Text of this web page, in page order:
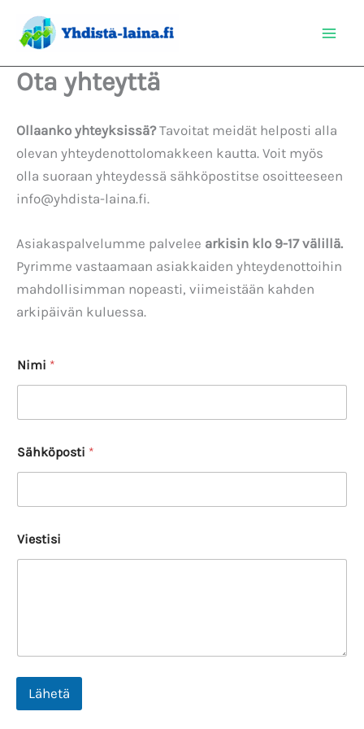
sisältöön
Ota yhteyttä
Ollaanko yhteyksissä?Tavoitat meidät helposti alla
olevan yhteydenottolomakkeen kautta. Voit myös
olla suoraan yhteydessä sähköpostitse osoitteeseen
info@yhdista-laina.fi.
Asiakaspalvelumme palvelee arkisin klo 9-17 välillä.
Pyrimme vastaamaan asiakkaiden yhteydenottoihin
mahdollisimman nopeasti, viimeistään kahden
arkipäivän kuluessa.
Nimi *
Sähköposti *
Viestisi
Lähetä